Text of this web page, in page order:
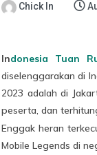
Chick In
Indonesia Tuan
diselenggarakan di
2023 adalah di
peserta, dan
Enggak heran
Mobile Legends di